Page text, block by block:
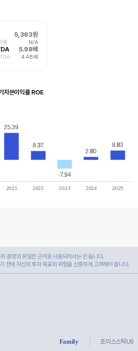
5,363원
률 N/A
5.98배
4.48배
자본이익률 ROE
25.39
25.39
8.37
8.37
-7.94
-7.94
2.80
2.80
8.83
8.83
2021 2022 2023 2024 2025
결정의 유일한 근거로 사용되어서는 안 됩니다.
전에 자신의 투자 목표와 위험을 신중하게 고려해야 합니다.
Family 초이스스탁US